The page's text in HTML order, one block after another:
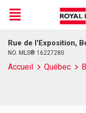
Live
En Direct
Menu
Rue de l'Exposition,
NO. MLS® 16227280
Accueil Québec